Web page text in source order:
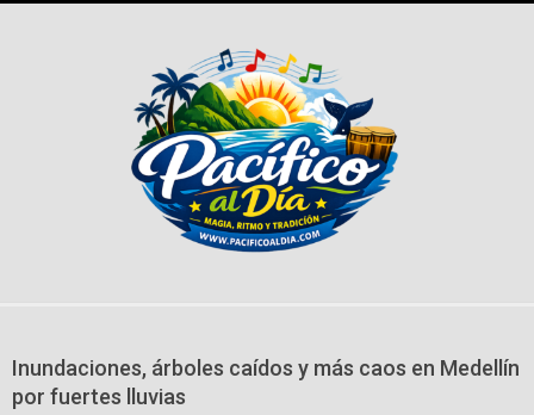
Inundaciones, árboles caídos y más caos en Medellín
por fuertes lluvias